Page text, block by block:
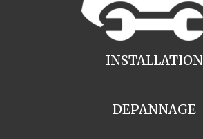
INSTALLATION
DEPANNAGE